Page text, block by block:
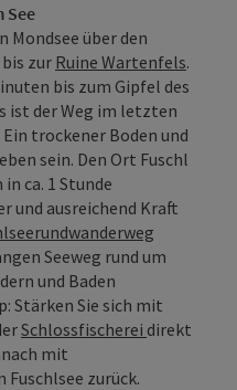
See
Mondsee über den
zur Ruine Wartenfels.
bis zum Gipfel des
ist der Weg im letzten
trockener Boden und
sein. Den Ort Fuschl
ca. 1 Stunde
und ausreichend Kraft
Seeweg rund um
und Baden
Stärken Sie sich mit
Schlossfischerei direkt
mit
Fuschlsee zurück.